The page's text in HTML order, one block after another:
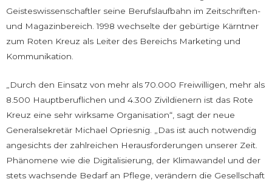
Geisteswissenschaftler seine Berufslaufbahn im Zeitschriften-
und Magazinbereich. 1998 wechselte der gebürtige Kärntner
zum Roten Kreuz als Leiter des Bereichs Marketing und
Kommunikation.
„Durch den Einsatz von mehr als 70.000 Freiwilligen, mehr als
8.500 Hauptberuflichen und 4.300 Zivildienern ist das Rote
Kreuz eine sehr wirksame Organisation“, sagt der neue
Generalsekretär Michael Opriesnig. „Das ist auch notwendig
angesichts der zahlreichen Herausforderungen unserer Zeit.
Phänomene wie die Digitalisierung, der Klimawandel und der
stets wachsende Bedarf an Pflege, verändern die Gesellschaft